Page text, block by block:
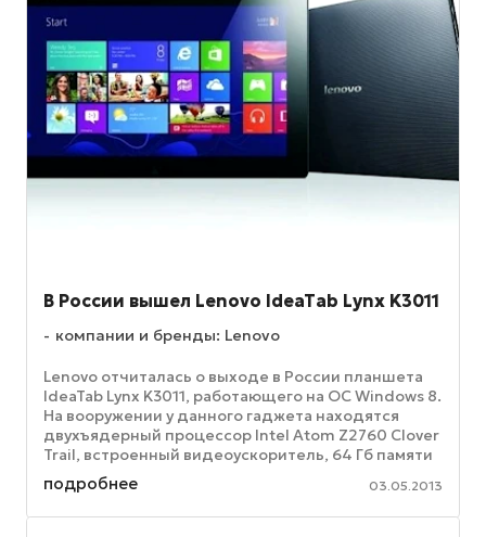
В России вышел Lenovo IdeaTab Lynx K3011
компании и бренды: Lenovo
Lenovo отчиталась о выходе в России планшета
IdeaTab Lynx K3011, работающего на ОС Windows 8.
На вооружении у данного гаджета находятся
двухъядерный процессор Intel Atom Z2760 Clover
Trail, встроенный видеоускоритель, 64 Гб памяти
для хранения ...
подробнее 03.05.2013